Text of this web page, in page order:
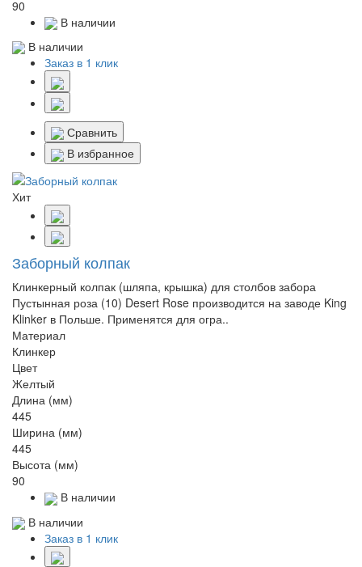
90
В наличии
В наличии
Заказ в 1 клик
Сравнить
В избранное
Хит
Заборный колпак
Клинкерный колпак (шляпа, крышка) для столбов забора
Пустынная роза (10) Desert Rose производится на заводе King
Klinker в Польше. Применятся для огра..
Материал
Клинкер
Цвет
Желтый
Длина (мм)
445
Ширина (мм)
445
Высота (мм)
90
В наличии
В наличии
Заказ в 1 клик